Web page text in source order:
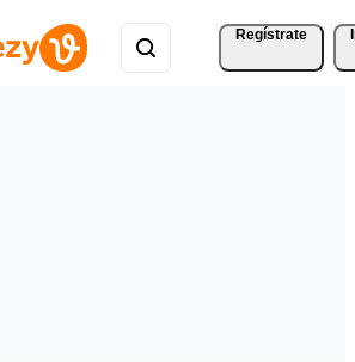
Regístrate